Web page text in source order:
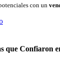
con un
que Confiaron